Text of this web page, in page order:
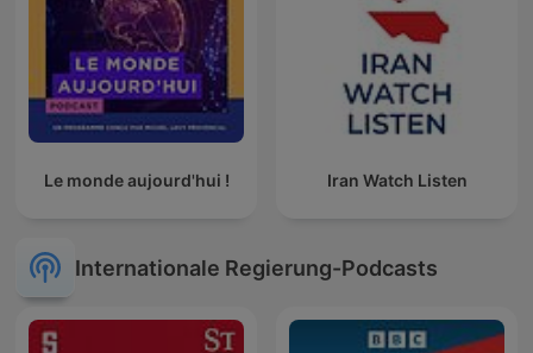
Le monde aujourd'hui ! Iran Watch Listen
Internationale Regierung-Podcasts